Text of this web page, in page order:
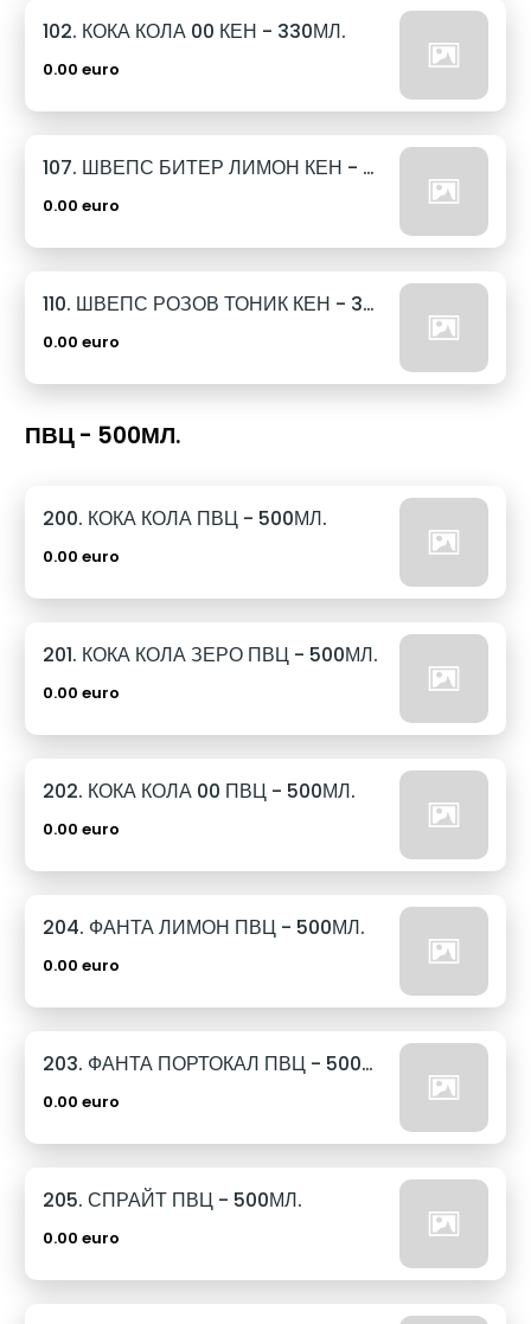
102. КОКА КОЛА 00 КЕН - 330МЛ.
0.00 euro
107. ШВЕПС БИТЕР ЛИМОН КЕН - 330МЛ.
0.00 euro
110. ШВЕПС РОЗОВ ТОНИК КЕН - 330МЛ.
0.00 euro
ПВЦ - 500МЛ.
200. КОКА КОЛА ПВЦ - 500МЛ.
0.00 euro
201. КОКА КОЛА ЗЕРО ПВЦ - 500МЛ.
0.00 euro
202. КОКА КОЛА 00 ПВЦ - 500МЛ.
0.00 euro
204. ФАНТА ЛИМОН ПВЦ - 500МЛ.
0.00 euro
203. ФАНТА ПОРТОКАЛ ПВЦ - 500МЛ.
0.00 euro
205. СПРАЙТ ПВЦ - 500МЛ.
0.00 euro